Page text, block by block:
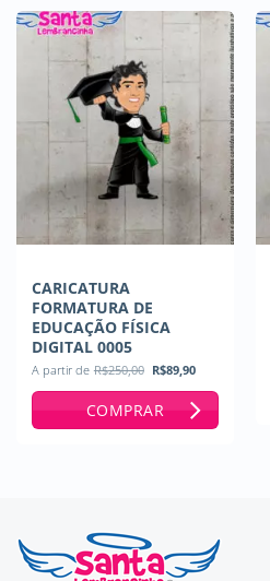
CARICATURA
FORMATURA DE
EDUCAÇÃO FÍSICA
DIGITAL 0005
A partir de R$250,00 O
preço
original
era:
R$250,00.
R$89,90
atual
é:
R$89,90.
COMPRAR